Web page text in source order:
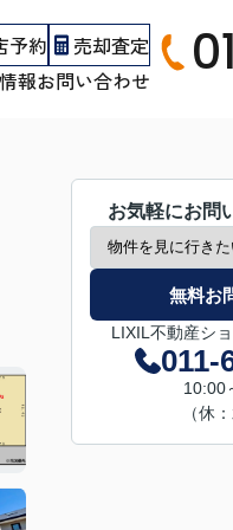
予約
売却査定
報お問い合わせ
お気軽にお問
無料お
LIXIL不動産シ
011-
10:00
（休